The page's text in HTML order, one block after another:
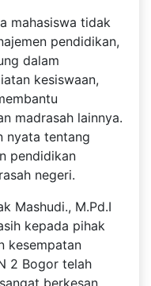
mahasiswa tidak
pendidikan,
dalam
kesiswaan,
madrasah lainnya.
nyata tentang
pendidikan
negeri.
Mashudi., M.Pd.I
kepada pihak
kesempatan
2 Bogor telah